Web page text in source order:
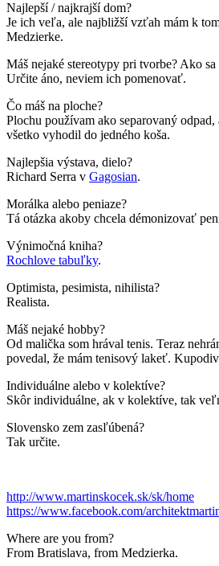
Najlepší / najkrajší dom?
Je ich veľa, ale najbližší vzťah mám k
Medzierke.
Máš nejaké stereotypy pri tvorbe? Ako
Určite áno, neviem ich pomenovať.
Čo máš na ploche?
Plochu používam ako separovaný odpad,
všetko vyhodil do jedného koša.
Najlepšia výstava, dielo?
Richard Serra v Gagosian.
Morálka alebo peniaze?
Tá otázka akoby chcela démonizovať
Výnimočná kniha?
Rochlove tabuľky.
Optimista, pesimista, nihilista?
Realista.
Máš nejaké hobby?
Od malička som hrával tenis. Teraz
povedal, že mám tenisový lakeť.
Individuálne alebo v kolektíve?
Skôr individuálne, ak v kolektíve, tak
Slovensko zem zasľúbená?
Tak určite.
http://www.martinskocek.sk/sk/home
https://www.facebook.com/
Where are you from?
From Bratislava, from Medzierka.